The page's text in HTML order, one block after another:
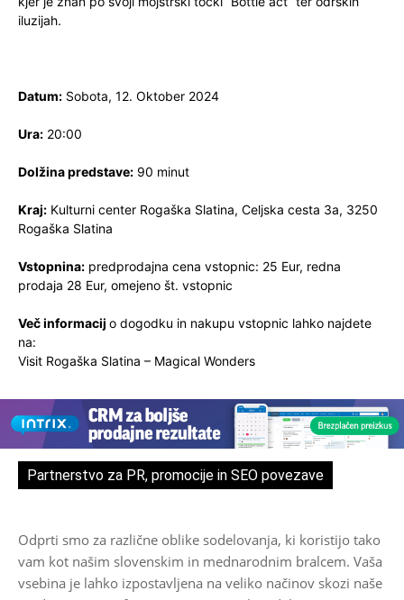
iluzijah.
Datum: Sobota, 12. Oktober 2024
Ura: 20:00
Dolžina predstave: 90 minut
Kraj: Kulturni center Rogaška Slatina, Celjska cesta 3a, 3250
Rogaška Slatina
Vstopnina: predprodajna cena vstopnic: 25 Eur, redna
prodaja 28 Eur, omejeno št. vstopnic
Več informacij o dogodku in nakupu vstopnic lahko najdete
na:
Visit Rogaška Slatina – Magical Wonders
Partnerstvo za PR, promocije in SEO povezave
Odprti smo za različne oblike sodelovanja, ki koristijo tako
vam kot našim slovenskim in mednarodnim bralcem. Vaša
vsebina je lahko izpostavljena na veliko načinov skozi naše